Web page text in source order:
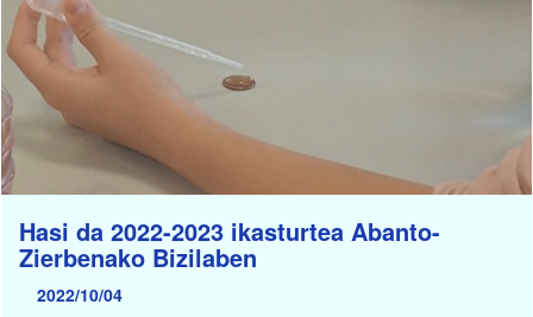
Hasi da 2022-2023 ikasturtea Abanto-
Zierbenako Bizilaben
2022/10/04